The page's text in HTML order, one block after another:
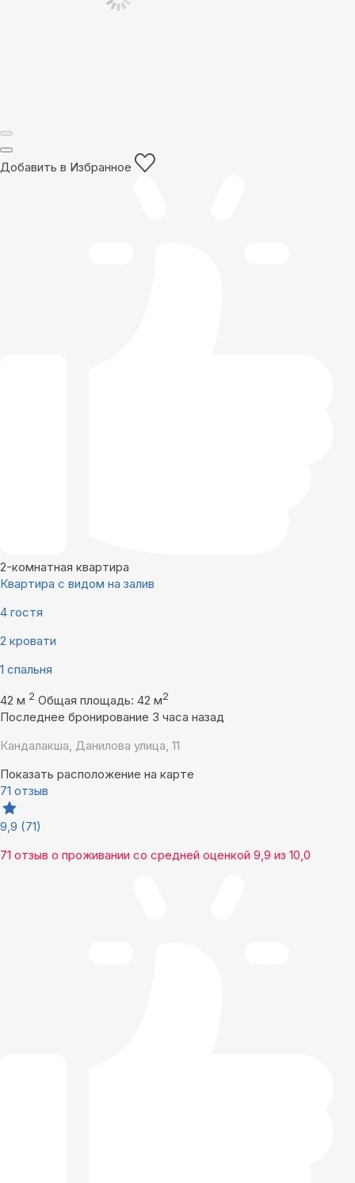
Добавить в Избранное
2-комнатная квартира
Квартира с видом на залив
4 гостя
2 кровати
1 спальня
42 м 2 Общая площадь: 42 м2
Последнее бронирование 3 часа назад
Кандалакша, Данилова улица, 11
Показать расположение на карте
71 отзыв
9,9 (71)
71 отзыв о проживании со средней оценкой 9,9 из 10,0